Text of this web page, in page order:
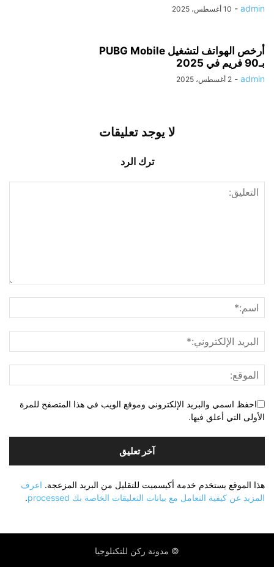
admin
- 10 أغسطس، 2025
أرخص الهواتف لتشغيل PUBG Mobile
بـ90 فريم في 2025
admin
- 2 أغسطس، 2025
لا يوجد تعليقات
ترك الرد
احفظ اسمي والبريد الإلكتروني وموقع الويب في هذا المتصفح للمرة
الأولى التي أعلق فيها.
هذا الموقع يستخدم خدمة أكيسميت للتقليل من البريد المزعجة. اعرف
المزيد عن كيفية التعامل مع بيانات التعليقات الخاصة بك processed
.
© مدونة ركن للتكنلوجيا